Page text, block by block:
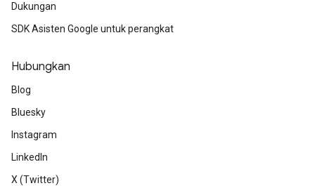
Dukungan
SDK Asisten Google untuk perangkat
Hubungkan
Blog
Bluesky
Instagram
LinkedIn
X (Twitter)